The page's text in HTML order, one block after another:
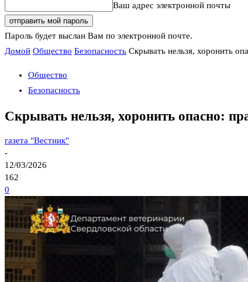
Ваш адрес электронной почты
Пароль будет выслан Вам по электронной почте.
Домой Общество Безопасность Скрывать нельзя, хоронить
Общество
Безопасность
Скрывать нельзя, хоронить опасно:
газета "Вестник"
-
12/03/2026
162
0